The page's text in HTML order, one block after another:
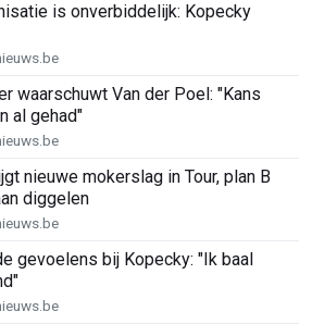
is onverbiddelijk: Kopecky
waarschuwt Van der Poel: "Kans
al gehad"
nieuwe mokerslag in Tour, plan B
diggelen
gevoelens bij Kopecky: "Ik baal